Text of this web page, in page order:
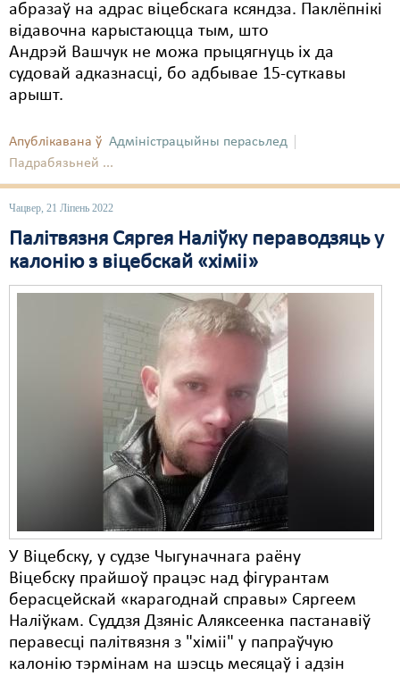
абразаў на адрас віцебскага ксяндза. Паклёпнікі
відавочна карыстаюцца тым, што
Андрэй Вашчук не можа прыцягнуць іх да
судовай адказнасці, бо адбывае 15-суткавы
арышт.
Апублікавана ў Адміністрацыйны перасьлед
Падрабязьней ...
Чацвер, 21 Ліпень 2022
Палітвязня Сяргея Наліўку пераводзяць у
калонію з віцебскай «хіміі»
У Віцебску, у судзе Чыгуначнага раёну
Віцебску прайшоў працэс над фігурантам
берасцейскай «карагоднай справы» Сяргеем
Наліўкам. Суддзя Дзяніс Аляксеенка пастанавіў
перавесці палітвязня з "хіміі" у папраўчую
калонію тэрмінам на шэсць месяцаў і адзін